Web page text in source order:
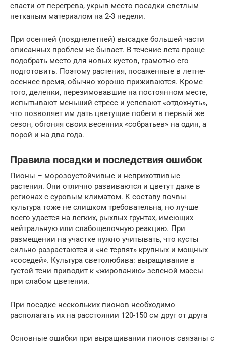
спасти от перегрева, укрыв место посадки светлым
нетканым материалом на 2-3 недели.
При осенней (позднелетней) высадке большей части
описанных проблем не бывает. В течение лета проще
подобрать место для новых кустов, грамотно его
подготовить. Поэтому растения, посаженные в летне-
осеннее время, обычно хорошо приживаются. Кроме
того, деленки, перезимовавшие на постоянном месте,
испытывают меньший стресс и успевают «отдохнуть»,
что позволяет им дать цветущие побеги в первый же
сезон, обгоняя своих весенних «собратьев» на один, а
порой и на два года.
Правила посадки и последствия ошибок
Пионы – морозоустойчивые и неприхотливые
растения. Они отлично развиваются и цветут даже в
регионах с суровым климатом. К составу почвы
культура тоже не слишком требовательна, но лучше
всего удается на легких, рыхлых грунтах, имеющих
нейтральную или слабощелочную реакцию. При
размещении на участке нужно учитывать, что кусты
сильно разрастаются и «не терпят» крупных и мощных
«соседей». Культура светолюбива: выращивание в
густой тени приводит к «жированию» зеленой массы
при слабом цветении.
При посадке нескольких пионов необходимо
располагать их на расстоянии 120-150 см друг от друга
Основные ошибки при выращивании пионов связаны с